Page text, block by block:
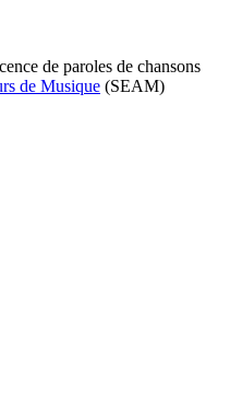
de paroles de chansons
de Musique (SEAM)